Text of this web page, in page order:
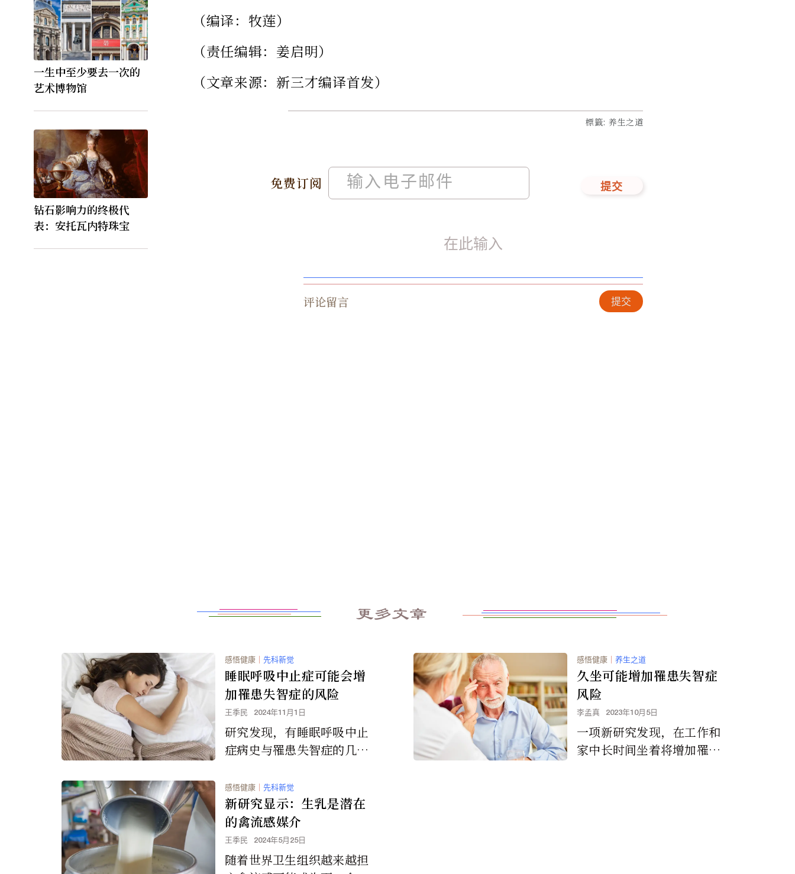
一生中至少要去一次的
艺术博物馆
钻石影响力的终极代
表：安托瓦内特珠宝
（编译：牧莲）
（责任编辑：姜启明）
（文章来源：新三才编译首发）
免费订阅 提交
標籤: 养生之道
评论留言 提交
更多文章
感悟健康 ｜ 先科新觉
睡眠呼吸中止症可能会增
加罹患失智症的风险
王季民 2024年11月1日
研究发现，有睡眠呼吸中止
症病史与罹患失智症的几率
感悟健康 ｜ 养生之道
久坐可能增加罹患失智症
风险
李孟真 2023年10月5日
一项新研究发现，在工作和
家中长时间坐着将增加罹患
感悟健康 ｜ 先科新觉
新研究显示：生乳是潜在
的禽流感媒介
王季民 2024年5月25日
随着世界卫生组织越来越担